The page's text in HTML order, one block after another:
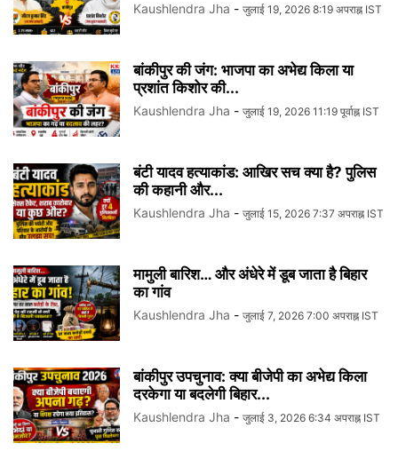
Kaushlendra Jha - जुलाई 19, 2026 8:19 अपराह्न IST
बांकीपुर की जंग: भाजपा का अभेद्य किला या
प्रशांत किशोर की...
Kaushlendra Jha - जुलाई 19, 2026 11:19 पूर्वाह्न IST
बंटी यादव हत्याकांड: आखिर सच क्या है? पुलिस
की कहानी और...
Kaushlendra Jha - जुलाई 15, 2026 7:37 अपराह्न IST
मामुली बारिश… और अंधेरे में डूब जाता है बिहार
का गांव
Kaushlendra Jha - जुलाई 7, 2026 7:00 अपराह्न IST
बांकीपुर उपचुनाव: क्या बीजेपी का अभेद्य किला
दरकेगा या बदलेगी बिहार...
Kaushlendra Jha - जुलाई 3, 2026 6:34 अपराह्न IST